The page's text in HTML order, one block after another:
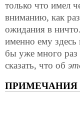
только что имел
вниманию, как
ожидания в
именно ему здесь
бы уже много
сказать, что об
ПРИМЕЧАНИЯ